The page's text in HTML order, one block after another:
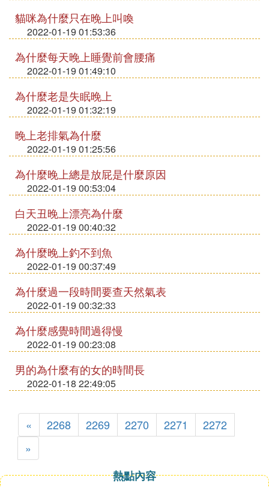
貓咪為什麼只在晚上叫喚
2022-01-19 01:53:36
為什麼每天晚上睡覺前會腰痛
2022-01-19 01:49:10
為什麼老是失眠晚上
2022-01-19 01:32:19
晚上老排氣為什麼
2022-01-19 01:25:56
為什麼晚上總是放屁是什麼原因
2022-01-19 00:53:04
白天丑晚上漂亮為什麼
2022-01-19 00:40:32
為什麼晚上釣不到魚
2022-01-19 00:37:49
為什麼過一段時間要查天然氣表
2022-01-19 00:32:33
為什麼感覺時間過得慢
2022-01-19 00:23:08
男的為什麼有的女的時間長
2022-01-18 22:49:05
« 2268 2269 2270 2271
2272
»
熱點內容